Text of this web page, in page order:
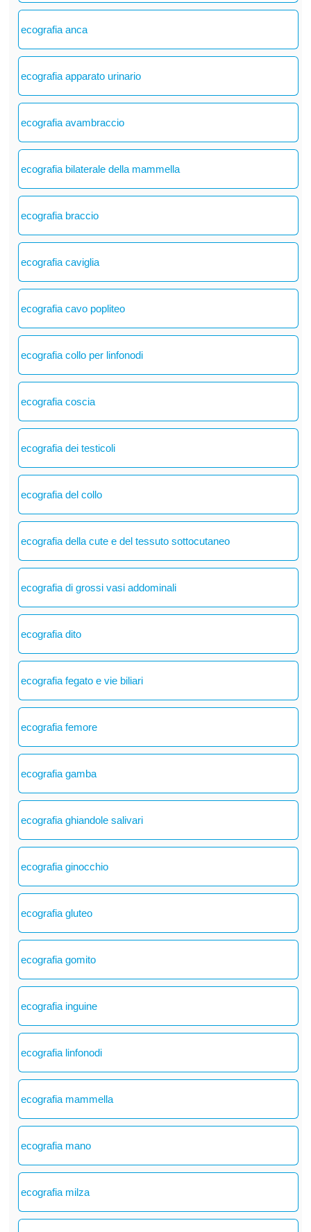
ecografia anca
ecografia apparato urinario
ecografia avambraccio
ecografia bilaterale della mammella
ecografia braccio
ecografia caviglia
ecografia cavo popliteo
ecografia collo per linfonodi
ecografia coscia
ecografia dei testicoli
ecografia del collo
ecografia della cute e del tessuto sottocutaneo
ecografia di grossi vasi addominali
ecografia dito
ecografia fegato e vie biliari
ecografia femore
ecografia gamba
ecografia ghiandole salivari
ecografia ginocchio
ecografia gluteo
ecografia gomito
ecografia inguine
ecografia linfonodi
ecografia mammella
ecografia mano
ecografia milza